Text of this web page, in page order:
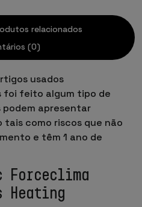
relacionados
(0)
usados
foi feito algum tipo de
apresentar
tais como riscos que não
e têm 1 ano de
Forceclima
Heating